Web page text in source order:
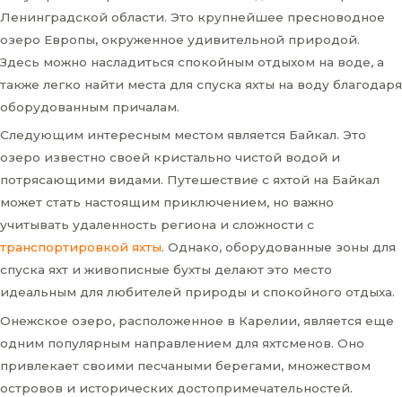
Ленинградской области. Это крупнейшее пресноводное
озеро Европы, окруженное удивительной природой.
Здесь можно насладиться спокойным отдыхом на воде, а
также легко найти места для спуска яхты на воду благодаря
оборудованным причалам.
Следующим интересным местом является Байкал. Это
озеро известно своей кристально чистой водой и
потрясающими видами. Путешествие с яхтой на Байкал
может стать настоящим приключением, но важно
учитывать удаленность региона и сложности с
транспортировкой яхты. Однако, оборудованные зоны для
спуска яхт и живописные бухты делают это место
идеальным для любителей природы и спокойного отдыха.
Онежское озеро, расположенное в Карелии, является еще
одним популярным направлением для яхтсменов. Оно
привлекает своими песчаными берегами, множеством
островов и исторических достопримечательностей.